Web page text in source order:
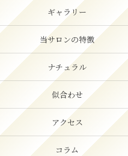
ギャラリー
当サロンの特徴
ナチュラル
似合わせ
アクセス
コラム